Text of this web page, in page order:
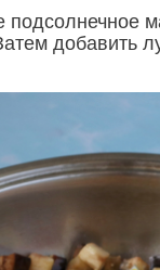
добавить